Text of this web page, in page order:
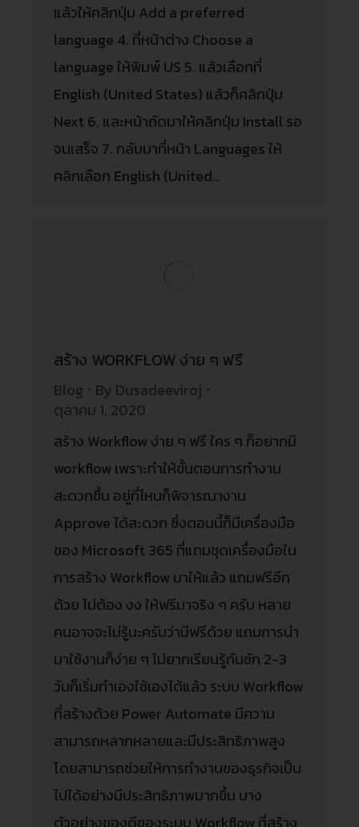
แล้วให้คลิกปุ่ม Add a preferred
language 4. ที่หน้าต่าง Choose a
language ให้พิมพ์ US 5. แล้วเลือกที่
English (United States) แล้วก็คลิกปุ่ม
Next 6. และหน้าถัดมาให้คลิกปุ่ม Install รอ
จนเสร็จ 7. กลับมาที่หน้า Languages ให้
คลิกเลือก English (United…
สร้าง WORKFLOW ง่าย ๆ ฟรี
Blog By Dusadeeviroj
ตุลาคม 1, 2020
สร้าง Workflow ง่าย ๆ ฟรี ใคร ๆ ก็อยากมี
workflow เพราะทำให้ขั้นตอนการทำงาน
สะดวกขึ้น อยู่ที่ไหนก็พิจารณางาน
Approve ได้สะดวก ซึ่งตอนนี้ก็มีเครื่องมือ
ของ Microsoft 365 ที่แถมชุดเครื่องมือใน
การสร้าง Workflow มาให้แล้ว แถมฟรีอีก
ด้วย ไม่ต้อง งง ให้ฟรีมาจริง ๆ ครับ หลาย
คนอาจจะไม่รู้นะครับว่ามีฟรีด้วย แถมการนำ
มาใช้งานก็ง่าย ๆ ไม่ยากเรียนรู้กันซัก 2-3
วันก็เริ่มทำเองใช้เองได้แล้ว ระบบ Workflow
ที่สร้างด้วย Power Automate มีความ
สามารถหลากหลายและมีประสิทธิภาพสูง
โดยสามารถช่วยให้การทำงานของธุรกิจเป็น
ไปได้อย่างมีประสิทธิภาพมากขึ้น บาง
ตัวอย่างของดีของระบบ Workflow ที่สร้าง